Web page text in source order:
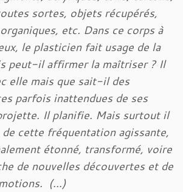
sortes, objets récupérés,
etc. Dans ce corps à
le plasticien fait usage de la
peut-il affirmer la maîtriser ? Il
elle mais que sait-il des
parfois inattendues de ses
Il planifie. Mais surtout il
de cette fréquentation agissante,
étonné, transformé, voire
de nouvelles découvertes et de
(…)